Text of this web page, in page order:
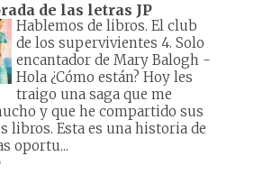
de las letras JP
Hablemos de libros. El club
de los supervivientes 4. Solo
encantador de Mary Balogh -
Hola ¿Cómo están? Hoy les
traigo una saga que me
y que he compartido sus
libros. Esta es una historia de
oportu...